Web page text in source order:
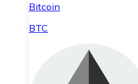
Bitcoin
BTC